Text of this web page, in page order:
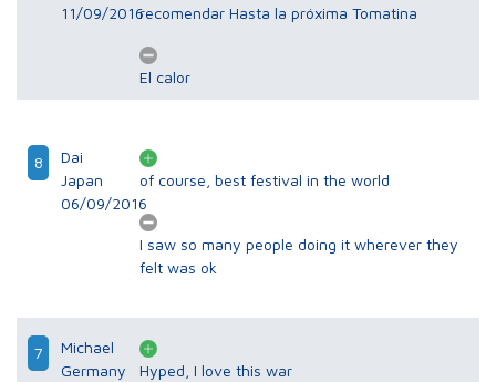
11/09/2016recomendar Hasta la próxima Tomatina
El calor
8
Dai
Japan
06/09/2016
of course, best festival in the world
I saw so many people doing it wherever they
felt was ok
7
Michael
Germany
Hyped, I love this war